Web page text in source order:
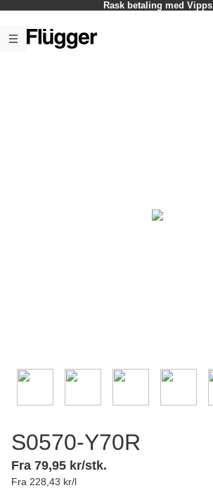
Rask betaling med Vipps
S0570-Y70R
Fra 79,95 kr/stk.
Fra 228,43 kr/l